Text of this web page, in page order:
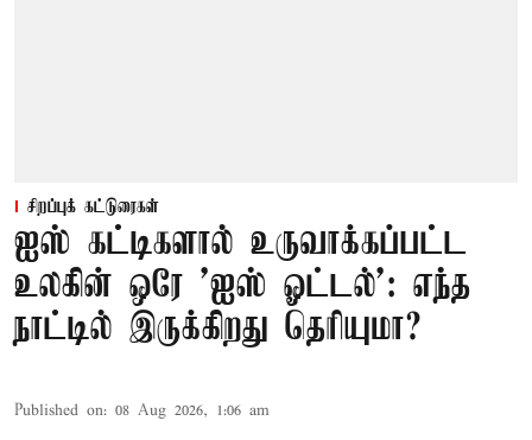
சிறப்புக் கட்டுரைகள்
ஐஸ் கட்டிகளால் உருவாக்கப்பட்ட
உலகின் ஒரே 'ஐஸ் ஓட்டல்': எந்த
நாட்டில் இருக்கிறது தெரியுமா?
Published on: 08 Aug 2026, 1:06 am